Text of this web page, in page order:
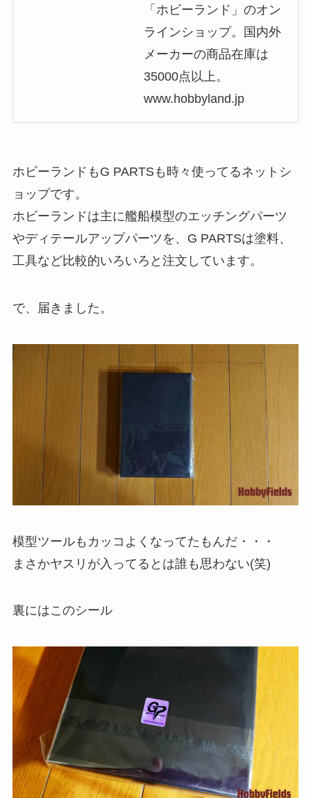
「ホビーランド」のオン
ラインショップ。国内外
メーカーの商品在庫は
35000点以上。
www.hobbyland.jp
ホビーランドもG PARTSも時々使ってるネットシ
ョップです。
ホビーランドは主に艦船模型のエッチングパーツ
やディテールアップパーツを、G PARTSは塗料、
工具など比較的いろいろと注文しています。
で、届きました。
模型ツールもカッコよくなってたもんだ・・・
まさかヤスリが入ってるとは誰も思わない(笑)
裏にはこのシール